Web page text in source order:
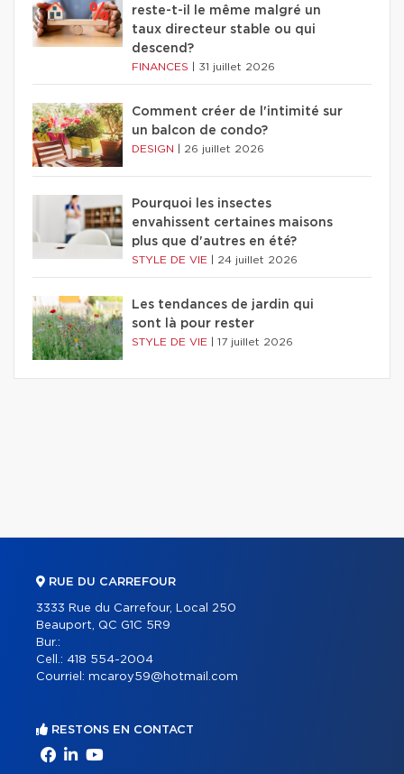
reste-t-il le même malgré un
taux directeur stable ou qui
descend?
FINANCES 31 juillet 2026
Comment créer de l'intimité sur
un balcon de condo?
DESIGN 26 juillet 2026
Pourquoi les insectes
envahissent certaines maisons
plus que d'autres en été?
STYLE DE VIE 24 juillet 2026
Les tendances de jardin qui
sont là pour rester
STYLE DE VIE 17 juillet 2026
RUE DU CARREFOUR
3333 Rue du Carrefour, Local 250
Beauport, QC G1C 5R9
Bur.:
Cell.: 418 554-2004
Courriel: mcaroy59@hotmail.com
RESTONS EN CONTACT